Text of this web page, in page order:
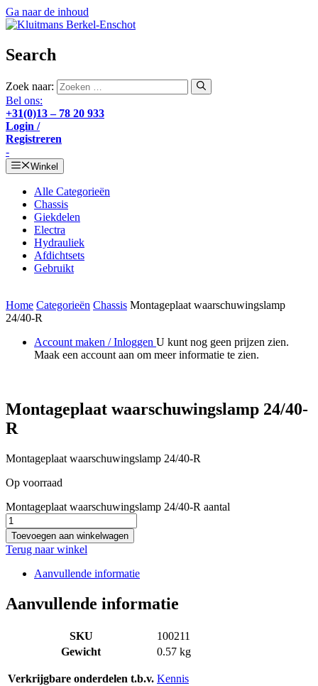
Ga naar de inhoud
Search
Zoek naar:
Bel ons:
+31(0)13 – 78 20 933
Login /
Registreren
-
Winkel
Alle Categorieën
Chassis
Giekdelen
Electra
Hydrauliek
Afdichtsets
Gebruikt
Home Categorieën Chassis Montageplaat waarschuwingslamp
24/40-R
Account maken / Inloggen U kunt nog geen prijzen zien.
Maak een account aan om meer informatie te zien.
Montageplaat waarschuwingslamp 24/40-
R
Montageplaat waarschuwingslamp 24/40-R
Op voorraad
Montageplaat waarschuwingslamp 24/40-R aantal
Toevoegen aan winkelwagen
Terug naar winkel
Aanvullende informatie
Aanvullende informatie
SKU
100211
Gewicht
0.57 kg
Verkrijgbare onderdelen t.b.v. Kennis